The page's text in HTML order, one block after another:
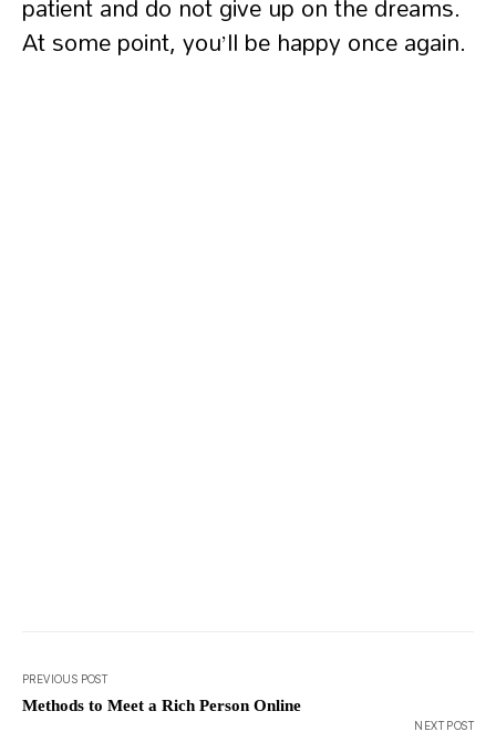
At some point, you’ll be happy once again.
PREVIOUS POST
Methods to Meet a Rich Person Online
NEXT POST